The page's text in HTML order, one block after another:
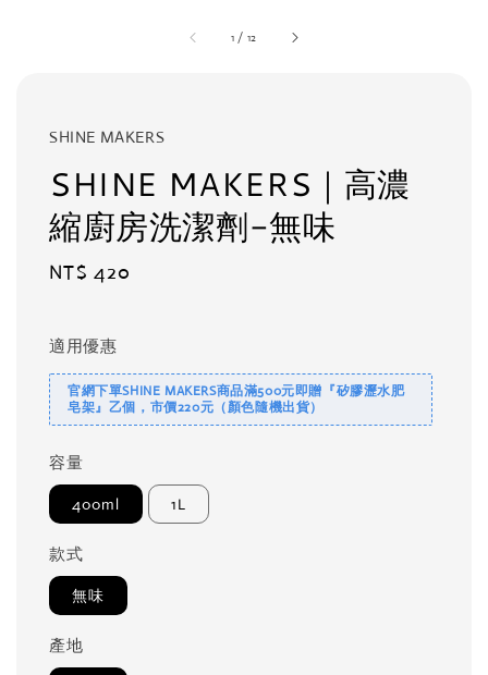
1 / 12
SHINE MAKERS
SHINE MAKERS｜高濃
縮廚房洗潔劑-無味
Regular
NT$ 420
適用優惠
官網下單SHINE MAKERS商品滿500元即贈『矽膠瀝水肥
皂架』乙個，市價220元（顏色隨機出貨）
容量
400ml 1L
款式
無味
產地